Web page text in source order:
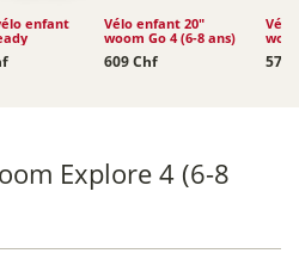
enfant
Vélo enfant 20"
woom Go 4 (6-8 ans)
609 Chf
Vélo
579
Explore 4 (6-8